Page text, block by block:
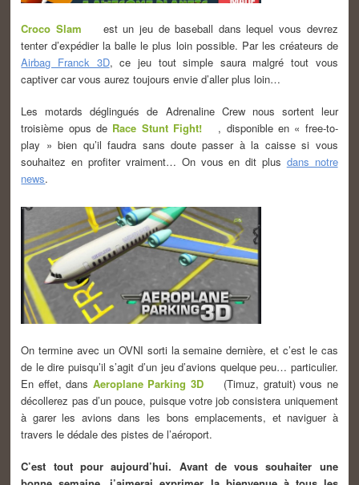
Croco Slam
est un jeu de baseball dans lequel vous devrez
tenter d’expédier la balle le plus loin possible. Par les créateurs de
Airbag Franck 3D, ce jeu tout simple saura malgré tout vous
captiver car vous aurez toujours envie d’aller plus loin…
Les motards déglingués de Adrenaline Crew nous sortent leur
troisième opus de Race Stunt Fight!
, disponible en « free-to-
play » bien qu’il faudra sans doute passer à la caisse si vous
souhaitez en profiter vraiment… On vous en dit plus dans notre
news.
On termine avec un OVNI sorti la semaine dernière, et c’est le cas
de le dire puisqu’il s’agit d’un jeu d’avions quelque peu… particulier.
En effet, dans Aeroplane Parking 3D
(Timuz, gratuit) vous ne
décollerez pas d’un pouce, puisque votre job consistera uniquement
à garer les avions dans les bons emplacements, et naviguer à
travers le dédale des pistes de l’aéroport.
C’est tout pour aujourd’hui. Avant de vous souhaiter une